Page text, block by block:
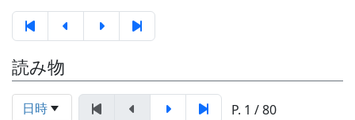
読み物
日時 P. 1 / 80